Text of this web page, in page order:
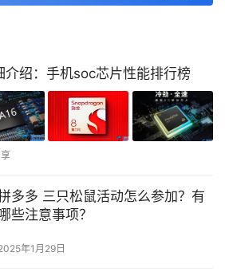
介绍：手机soc芯片性能排行榜
多多 三只松鼠活动怎么参加？有
些注意事项？
年1月29日